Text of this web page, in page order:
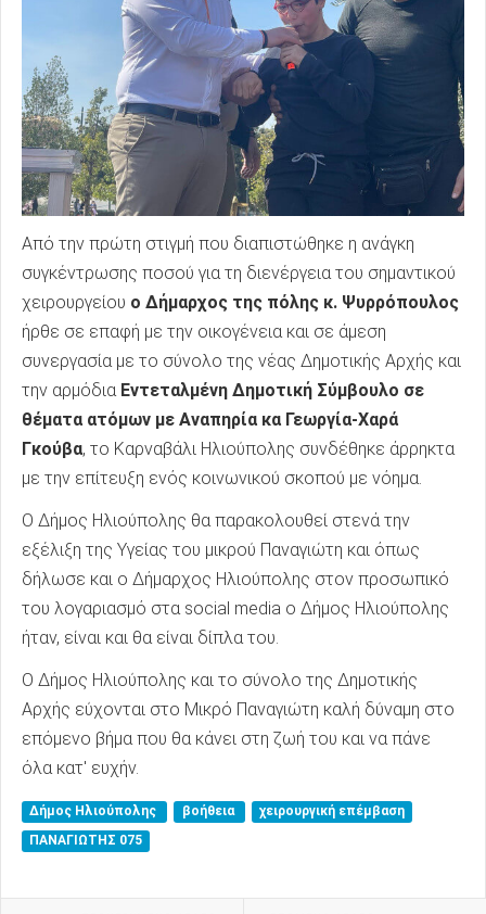
Από την πρώτη στιγμή που διαπιστώθηκε η ανάγκη
συγκέντρωσης ποσού για τη διενέργεια του σημαντικού
χειρουργείου ο Δήμαρχος της πόλης κ. Ψυρρόπουλος
ήρθε σε επαφή με την οικογένεια και σε άμεση
συνεργασία με το σύνολο της νέας Δημοτικής Αρχής και
την αρμόδια Εντεταλμένη Δημοτική Σύμβουλο σε
θέματα ατόμων με Αναπηρία κα Γεωργία-Χαρά
Γκούβα, το Καρναβάλι Ηλιούπολης συνδέθηκε άρρηκτα
με την επίτευξη ενός κοινωνικού σκοπού με νόημα.
Ο Δήμος Ηλιούπολης θα παρακολουθεί στενά την
εξέλιξη της Υγείας του μικρού Παναγιώτη και όπως
δήλωσε και ο Δήμαρχος Ηλιούπολης στον προσωπικό
του λογαριασμό στα social media ο Δήμος Ηλιούπολης
ήταν, είναι και θα είναι δίπλα του.
Ο Δήμος Ηλιούπολης και το σύνολο της Δημοτικής
Αρχής εύχονται στο Μικρό Παναγιώτη καλή δύναμη στο
επόμενο βήμα που θα κάνει στη ζωή του και να πάνε
όλα κατ' ευχήν.
Δήμος Ηλιούπολης βοήθεια
χειρουργική επέμβαση
ΠΑΝΑΓΙΩΤΗΣ 075